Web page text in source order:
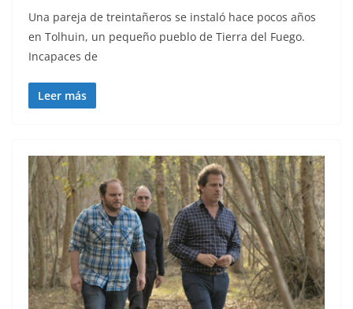
Una pareja de treintañeros se instaló hace pocos años
en Tolhuin, un pequeño pueblo de Tierra del Fuego.
Incapaces de
Leer más